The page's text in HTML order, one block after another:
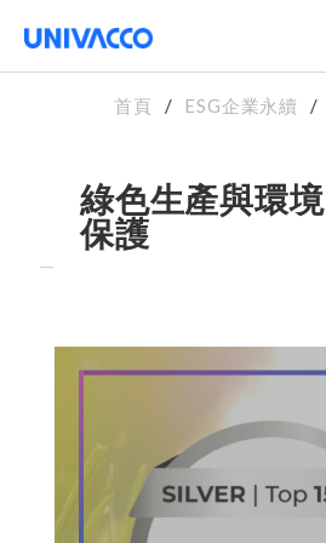
首頁 ESG企業永續
綠色生產與環境
保護